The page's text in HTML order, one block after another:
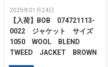
2025年01月24日
【入荷】BOB 074721113-
0022 ジャケット サイズ
1050 WOOL BLEND
TWEED JACKET BROWN